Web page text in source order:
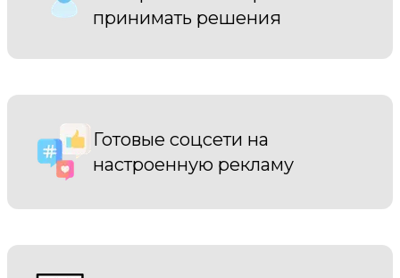
принимать решения
Готовые соцсети на
настроенную рекламу